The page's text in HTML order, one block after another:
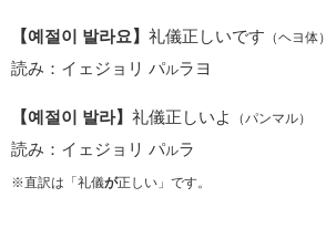
【예절이 발라요】 礼儀正しいです （ヘヨ体）
読み：イェジョリ パルラヨ
【예절이 발라】 礼儀正しいよ （パンマル）
読み：イェジョリ パルラ
※直訳は「礼儀が正しい」です。